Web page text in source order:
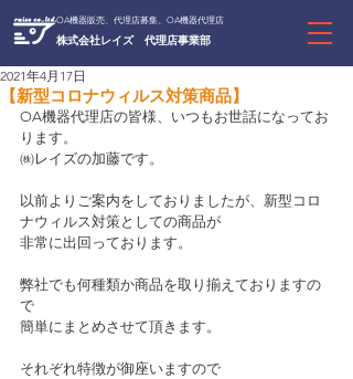
OA機器販売、代理店募集、OA機器代理店
株式会社レイズ 代理店事業部
【新型コロナウィルス対策商品】
2021年4月17日
OA機器代理店の皆様、いつもお世話になってお
ります。
㈱レイズの加藤です。
以前よりご案内をしておりましたが、新型コロ
ナウィルス対策としての商品が
非常に出回っております。
弊社でも何種類か商品を取り揃えておりますの
で
簡単にまとめさせて頂きます。
それぞれ特徴が御座いますので